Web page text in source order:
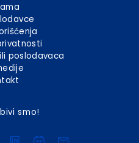
poslodavaca
smo!